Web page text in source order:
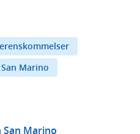
San Marino
San Marino